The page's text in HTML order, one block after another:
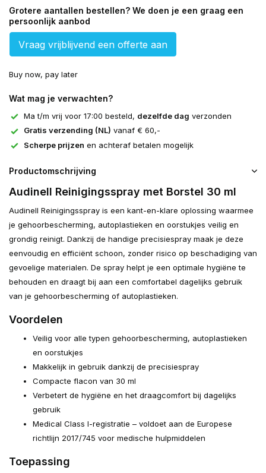
Grotere aantallen bestellen? We doen je een graag een
persoonlijk aanbod
Vraag vrijblijvend een offerte aan
Buy now, pay later
Wat mag je verwachten?
Ma t/m vrij voor 17:00 besteld, dezelfde dag verzonden
Gratis verzending (NL) vanaf € 60,-
Scherpe prijzen en achteraf betalen mogelijk
Productomschrijving
Audinell Reinigingsspray met Borstel 30 ml
Audinell Reinigingsspray is een kant-en-klare oplossing waarmee
je gehoorbescherming, autoplastieken en oorstukjes veilig en
grondig reinigt. Dankzij de handige precisiespray maak je deze
eenvoudig en efficiënt schoon, zonder risico op beschadiging van
gevoelige materialen. De spray helpt je een optimale hygiëne te
behouden en draagt bij aan een comfortabel dagelijks gebruik
van je gehoorbescherming of autoplastieken.
Voordelen
Veilig voor alle typen gehoorbescherming, autoplastieken
en oorstukjes
Makkelijk in gebruik dankzij de precisiespray
Compacte flacon van 30 ml
Verbetert de hygiëne en het draagcomfort bij dagelijks
gebruik
Medical Class I-registratie – voldoet aan de Europese
richtlijn 2017/745 voor medische hulpmiddelen
Toepassing